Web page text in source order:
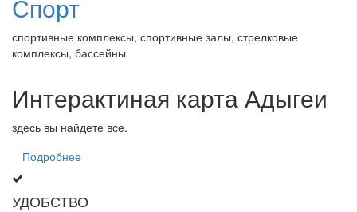
Спорт
спортивные комплексы, спортивные залы, стрелковые
комплексы, бассейны
Интерактиная карта Адыгеи
здесь вы найдете все.
Подробнее
УДОБСТВО